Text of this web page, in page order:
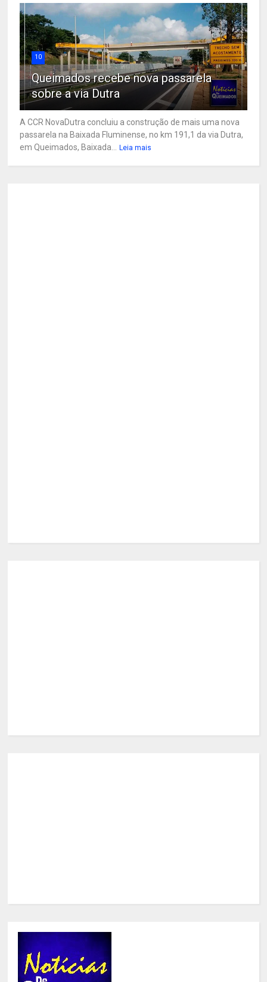
10
Queimados recebe nova passarela
sobre a via Dutra
A CCR NovaDutra concluiu a construção de mais uma nova
passarela na Baixada Fluminense, no km 191,1 da via Dutra,
em Queimados, Baixada...
Leia mais